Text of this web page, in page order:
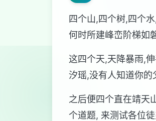
四个山,四个树,四个
何时所建峰峦阶梯如
这四个天,天降暴雨,
汐瑶,没有人知道你的
之后便四个直在靖天
个道题, 来测试各位